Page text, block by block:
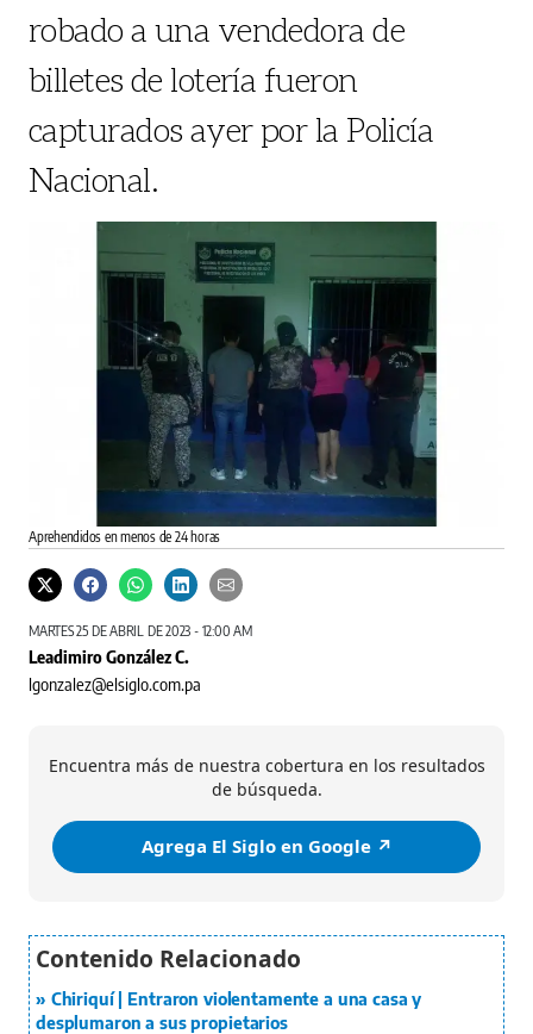
robado a una vendedora de
billetes de lotería fueron
capturados ayer por la Policía
Nacional.
Aprehendidos en menos de 24 horas
MARTES 25 DE ABRIL DE 2023 - 12:00 AM
Leadimiro González C.
lgonzalez@elsiglo.com.pa
Encuentra más de nuestra cobertura en los resultados
de búsqueda.
Agrega El Siglo en Google ↗️
Chiriquí | Entraron violentamente a una casa y
desplumaron a sus propietarios